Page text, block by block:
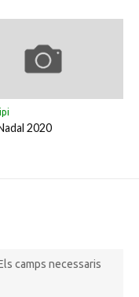
2020
camps necessaris